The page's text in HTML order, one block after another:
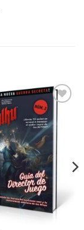
Añadir
a la
lista de
deseos